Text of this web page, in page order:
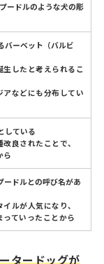
ードルのような犬の彫
バーベット（バルビ
したと考えられるこ
などにも分布してい
している
良されたことで、
ら
ードルとの呼び名があ
ルが人気になり、
ていったことから
タードッグが